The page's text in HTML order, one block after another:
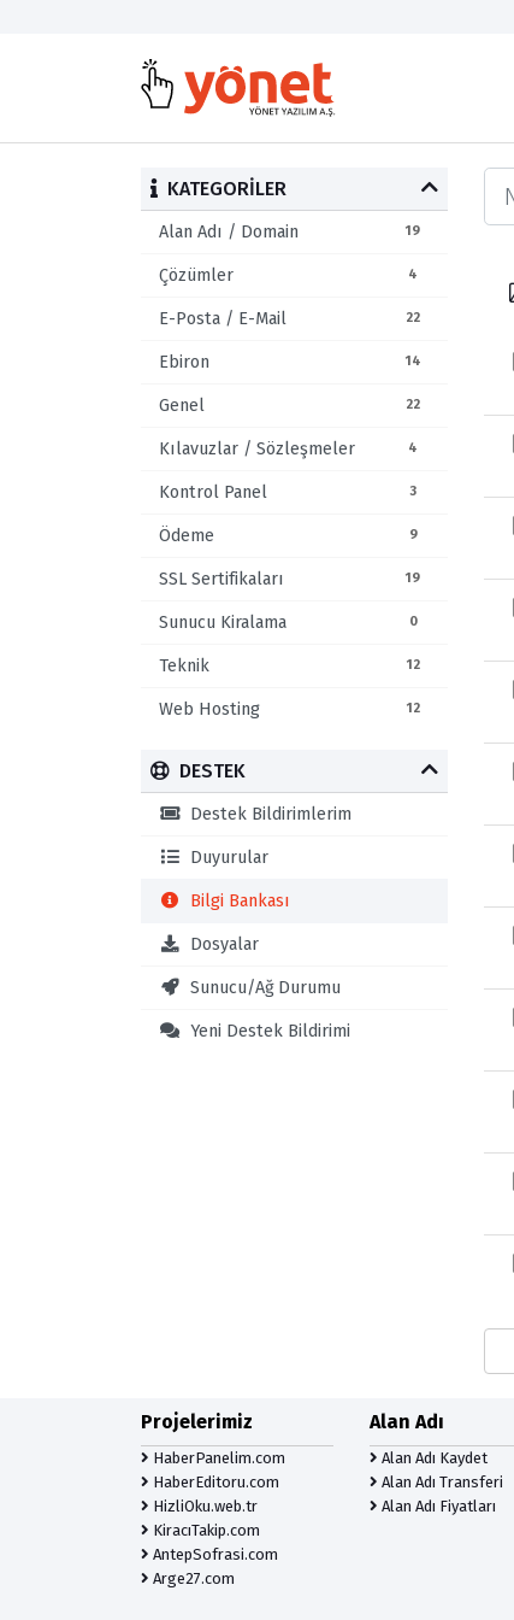
KATEGORILER
19
Alan Adı / Domain
4
Çözümler
22
E-Posta / E-Mail
14
Ebiron
22
Genel
4
Kılavuzlar / Sözleşmeler
3
Kontrol Panel
9
Ödeme
19
SSL Sertifikaları
0
Sunucu Kiralama
12
Teknik
12
Web Hosting
DESTEK
Destek Bildirimlerim
Duyurular
Bilgi Bankası
Dosyalar
Sunucu/Ağ Durumu
Yeni Destek Bildirimi
Projelerimiz
HaberPanelim.com
HaberEditoru.com
HizliOku.web.tr
KiracıTakip.com
AntepSofrasi.com
Arge27.com
Alan Adı
Alan Adı Kaydet
Alan Adı Transferi
Alan Adı Fiyatları